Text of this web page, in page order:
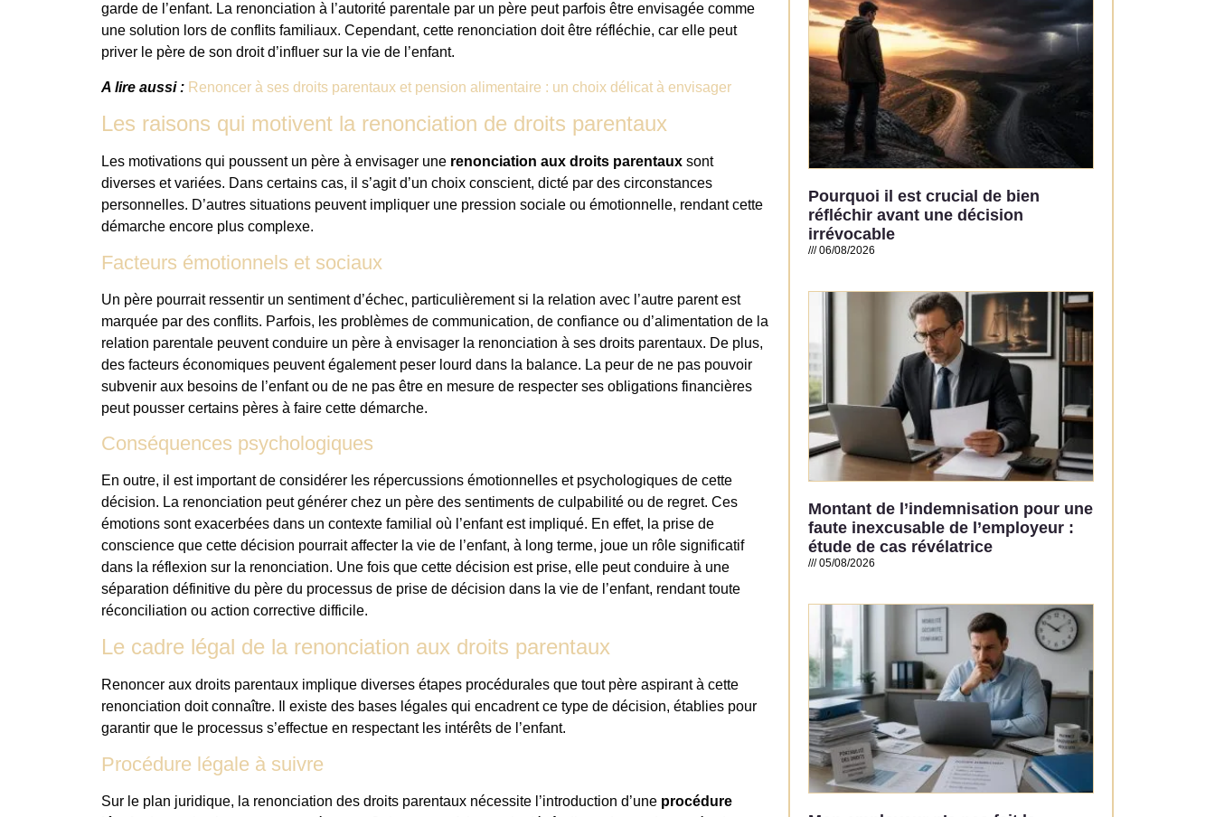
garde de l’enfant. La renonciation à l’autorité parentale par un père peut parfois être envisagée comme
une solution lors de conflits familiaux. Cependant, cette renonciation doit être réfléchie, car elle peut
priver le père de son droit d’influer sur la vie de l’enfant.
A lire aussi : Renoncer à ses droits parentaux et pension alimentaire : un choix délicat à envisager
Les raisons qui motivent la renonciation de droits parentaux
Les motivations qui poussent un père à envisager une renonciation aux droits parentaux sont
diverses et variées. Dans certains cas, il s’agit d’un choix conscient, dicté par des circonstances
personnelles. D’autres situations peuvent impliquer une pression sociale ou émotionnelle, rendant cette
démarche encore plus complexe.
Facteurs émotionnels et sociaux
Un père pourrait ressentir un sentiment d’échec, particulièrement si la relation avec l’autre parent est
marquée par des conflits. Parfois, les problèmes de communication, de confiance ou d’alimentation de la
relation parentale peuvent conduire un père à envisager la renonciation à ses droits parentaux. De plus,
des facteurs économiques peuvent également peser lourd dans la balance. La peur de ne pas pouvoir
subvenir aux besoins de l’enfant ou de ne pas être en mesure de respecter ses obligations financières
peut pousser certains pères à faire cette démarche.
Conséquences psychologiques
En outre, il est important de considérer les répercussions émotionnelles et psychologiques de cette
décision. La renonciation peut générer chez un père des sentiments de culpabilité ou de regret. Ces
émotions sont exacerbées dans un contexte familial où l’enfant est impliqué. En effet, la prise de
conscience que cette décision pourrait affecter la vie de l’enfant, à long terme, joue un rôle significatif
dans la réflexion sur la renonciation. Une fois que cette décision est prise, elle peut conduire à une
séparation définitive du père du processus de prise de décision dans la vie de l’enfant, rendant toute
réconciliation ou action corrective difficile.
Le cadre légal de la renonciation aux droits parentaux
Renoncer aux droits parentaux implique diverses étapes procédurales que tout père aspirant à cette
renonciation doit connaître. Il existe des bases légales qui encadrent ce type de décision, établies pour
garantir que le processus s’effectue en respectant les intérêts de l’enfant.
Procédure légale à suivre
Sur le plan juridique, la renonciation des droits parentaux nécessite l’introduction d’une procédure
Pourquoi il est crucial de bien
réfléchir avant une décision
irrévocable
06/08/2026
Montant de l’indemnisation pour une
faute inexcusable de l’employeur :
étude de cas révélatrice
05/08/2026